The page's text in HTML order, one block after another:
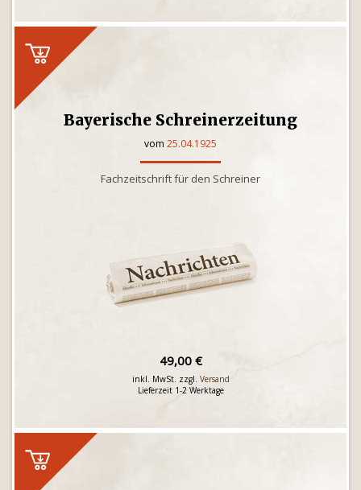
Bayerische Schreinerzeitung
vom 25.04.1925
Fachzeitschrift für den Schreiner
49,00 €
inkl. MwSt. zzgl. Versand
Lieferzeit 1-2 Werktage